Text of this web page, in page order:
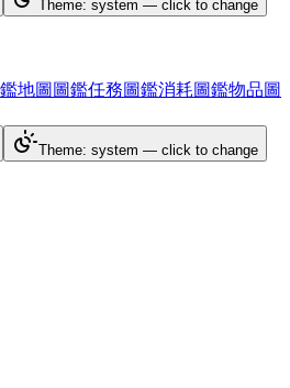
Theme: system — click to change
地圖圖鑑任務圖鑑消耗圖鑑物品圖
Theme: system — click to change